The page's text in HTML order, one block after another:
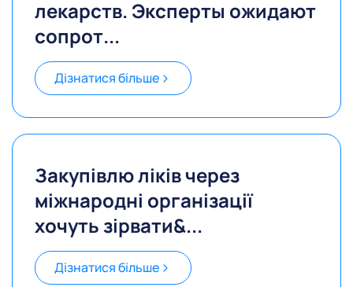
лекарств. Эксперты ожидают
сопрот...
Дізнатися більше
Закупівлю ліків через
міжнародні організації
хочуть зірвати&...
Дізнатися більше